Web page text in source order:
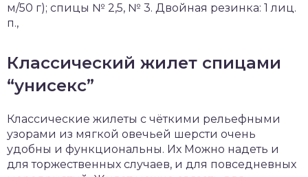
м/50 г); спицы № 2,5, № 3. Двойная резинка: 1 лиц.
п.,
Классический жилет спицами
“унисекс”
Классические жилеты с чёткими рельефными
узорами из мягкой овечьей шерсти очень
удобны и функциональны. Их Можно надеть и
для торжественных случаев, и для повседневных